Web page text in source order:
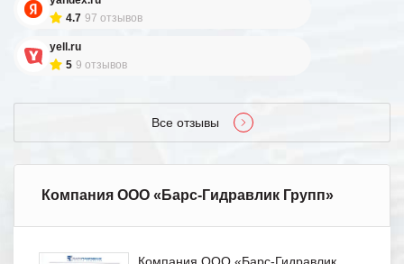
4.7 97 отзывов
yell.ru
5 9 отзывов
Все отзывы
Компания ООО «Барс-Гидравлик Групп»